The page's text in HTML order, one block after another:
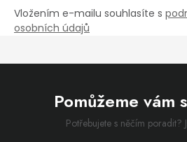
Vložením e-mailu souhlasíte s
osobních údajů
Pomůžeme vám
Potřebujete s něčím poradit?